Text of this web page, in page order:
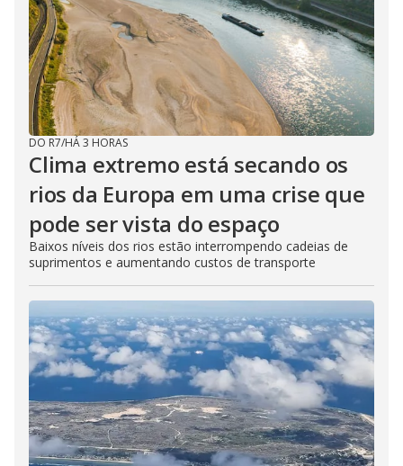
DO R7/HÁ 3 HORAS
Clima extremo está secando os
rios da Europa em uma crise que
pode ser vista do espaço
Baixos níveis dos rios estão interrompendo cadeias de
suprimentos e aumentando custos de transporte